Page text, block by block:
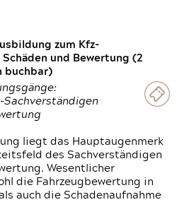
zum Kfz-
und Bewertung (2
buchbar)
Sachverständigen
liegt das Hauptaugenmerk
des Sachverständigen
Wesentlicher
die Fahrzeugbewertung in
auch die Schadenaufnahme